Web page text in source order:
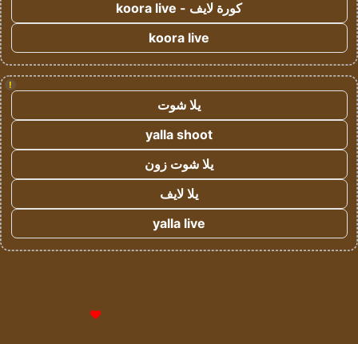
كورة لايف - koora live
koora live
!
يلا شوت
yalla shoot
يلا شوت زون
يلا لايف
yalla live